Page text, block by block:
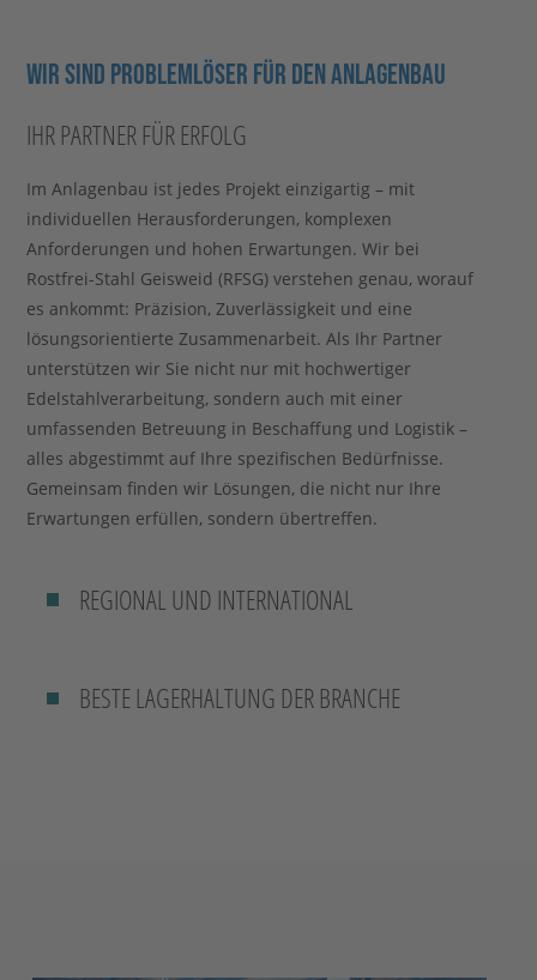
WIR SIND PROBLEMLÖSER FÜR DEN ANLAGENBAU
IHR PARTNER FÜR ERFOLG
Im Anlagenbau ist jedes Projekt einzigartig – mit
individuellen Herausforderungen, komplexen
Anforderungen und hohen Erwartungen. Wir bei
Rostfrei-Stahl Geisweid (RFSG) verstehen genau, worauf
es ankommt: Präzision, Zuverlässigkeit und eine
lösungsorientierte Zusammenarbeit. Als Ihr Partner
unterstützen wir Sie nicht nur mit hochwertiger
Edelstahlverarbeitung, sondern auch mit einer
umfassenden Betreuung in Beschaffung und Logistik –
alles abgestimmt auf Ihre spezifischen Bedürfnisse.
Gemeinsam finden wir Lösungen, die nicht nur Ihre
Erwartungen erfüllen, sondern übertreffen.
REGIONAL UND INTERNATIONAL
BESTE LAGERHALTUNG DER BRANCHE